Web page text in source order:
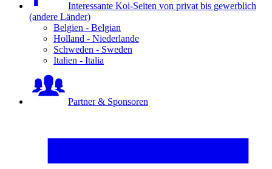
Interessante Koi-Seiten von privat bis gewerblich
(andere Länder)
Belgien - Belgian
Holland - Niederlande
Schweden - Sweden
Italien - Italia
Partner & Sponsoren